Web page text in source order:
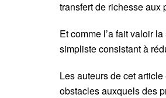
transfert de richesse aux
Et comme l’a fait valoir
simpliste consistant à
Les auteurs de cet
obstacles auxquels des